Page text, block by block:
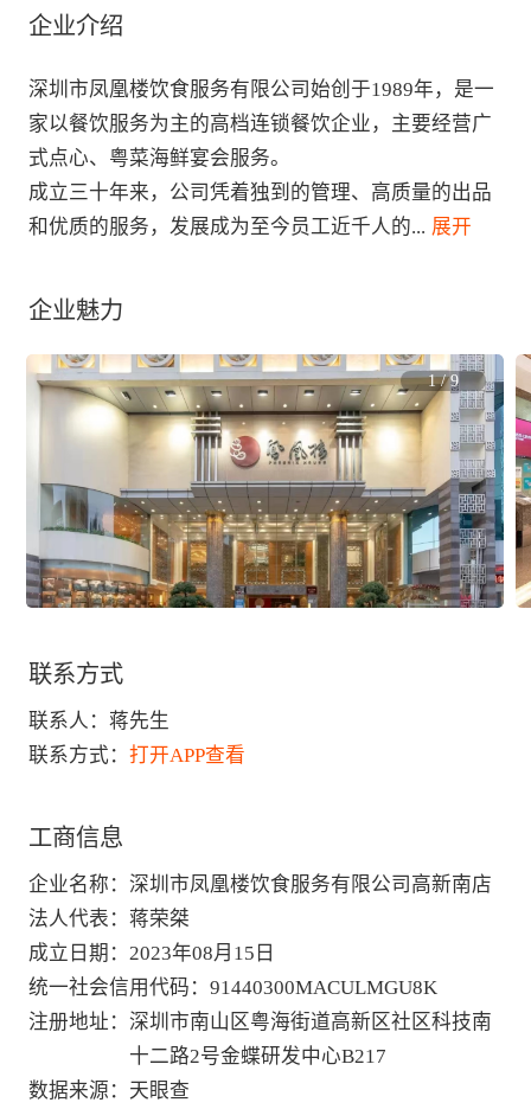
企业介绍
深圳市凤凰楼饮食服务有限公司始创于1989年，是一
家以餐饮服务为主的高档连锁餐饮企业，主要经营广
式点心、粤菜海鲜宴会服务。
成立三十年来，公司凭着独到的管理、高质量的出品
和优质的服务，发展成为至今员工近千人的... 展开
企业魅力
1/9
联系方式
联系人： 蒋先生
联系方式： 打开APP查看
工商信息
企业名称 ： 深圳市凤凰楼饮食服务有限公司高新南店
法人代表 ： 蒋荣桀
成立日期 ： 2023年08月15日
统一社会信用代码 ： 91440300MACULMGU8K
注册地址 ： 深圳市南山区粤海街道高新区社区科技南
十二路2号金蝶研发中心B217
数据来源 ： 天眼查